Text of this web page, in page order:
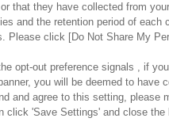
食品のご提供につ
that they have collected from
and the retention period of
Please click [Do Not Share My
opt-out preference signals , if
you will be deemed to have
and agree to this setting, please
click 'Save Settings' and close the